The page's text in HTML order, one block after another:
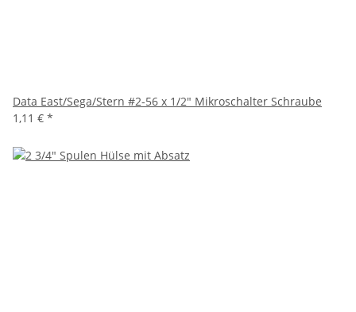
Data East/Sega/Stern #2-56 x 1/2" Mikroschalter Schraube
1,11 € *